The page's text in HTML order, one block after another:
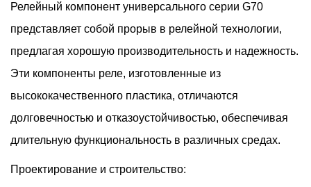
Инфраструктуре Наши Релейные Компоненты Облегчают
Релейный компонент универсального серии G70
представляет собой прорыв в релейной технологии,
предлагая хорошую производительность и надежность.
Эти компоненты реле, изготовленные из
высококачественного пластика, отличаются
долговечностью и отказоустойчивостью, обеспечивая
длительную функциональность в различных средах.
Проектирование и строительство: